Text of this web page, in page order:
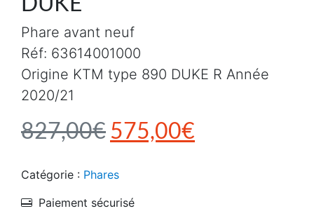
827,00€ Le prix initial était :
575,00€
Phare avant neuf
Réf: 63614001000
Origine KTM type 890 DUKE R Année
2020/21
Catégorie : Phares
Paiement sécurisé